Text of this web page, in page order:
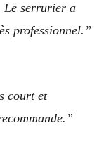
Le serrurier a
professionnel.”
court et